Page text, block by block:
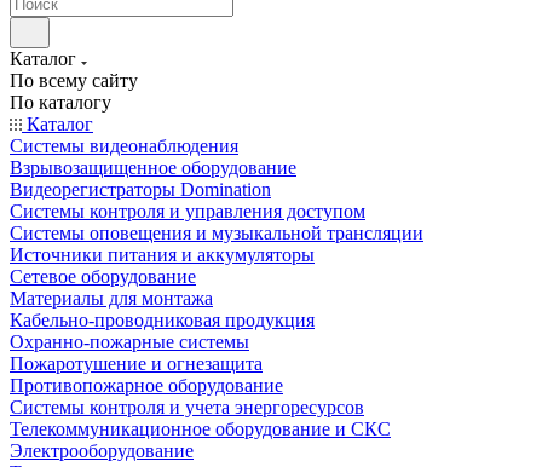
Каталог
По всему сайту
По каталогу
Каталог
Системы видеонаблюдения
Взрывозащищенное оборудование
Видеорегистраторы Domination
Системы контроля и управления доступом
Системы оповещения и музыкальной трансляции
Источники питания и аккумуляторы
Сетевое оборудование
Материалы для монтажа
Кабельно-проводниковая продукция
Охранно-пожарные системы
Пожаротушение и огнезащита
Противопожарное оборудование
Системы контроля и учета энергоресурсов
Телекоммуникационное оборудование и СКС
Электрооборудование